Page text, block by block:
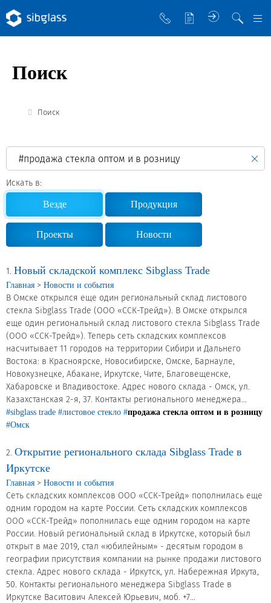
Управляющая компания
Инженер Стеклов
История компании
Политика в области качества
Работа в Sibglass
Новости и события
Продажа недвижимости
Продукция
Листовое стекло
Стекло для строительства и интерьера
Стекло для машиностроения
Комплектующие для переработки стекла
Светопрозрачные конструкции для розничных
заказчиков
Техподдержка
Сертификаты на продукцию Sibglass Pro
Сертификаты на продукцию Sibglass Trade
Поиск
Поиск
Искать в:
Везде Продукция
Проекты Новости
1. Новый складской комплекс Sibglass Trade
Главная > Новости и события
В Омске открылся еще один региональный склад листового
стекла Sibglass Trade (ООО «ССК-Трейд»). В Омске открылся
еще один региональный склад листового стекла Sibglass Trade
(ООО «ССК-Трейд»). Теперь сеть складских комплексов
насчитывает 11 городов на территории Сибири и Дальнего
Востока: в Красноярске, Новосибирске, Омске, Барнауле,
Новокузнецке, Абакане, Иркутске, Чите, Благовещенске,
Хабаровске и Владивостоке. Адрес нового склада - Омск, ул.
Казахстанская 2-я, 37. Контакты регионального менеджера...
#sibglass trade #листовое стекло #продажа стекла оптом и в розницу
#Омск
2. Открытие регионального склада Sibglass Trade в
Иркутске
Главная > Новости и события
Сеть складских комплексов ООО «ССК-Трейд» пополнилась еще
одним городом на карте России. Сеть складских комплексов
ООО «ССК-Трейд» пополнилась еще одним городом на карте
России. Новый региональный склад в Иркутске, который был
открыт в мае 2019, стал «юбилейным» - десятым городом в
географии присутствия компании на рынке продажи листового
стекла. Адрес нового склада - Иркутск, ул. Набережная Иркута,
50. Контакты регионального менеджера Sibglass Trade в
Иркутске Васитович Алексей Юрьевич, моб. +7...